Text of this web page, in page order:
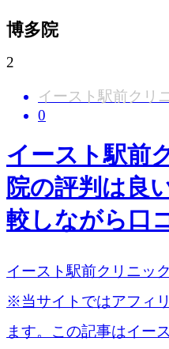
博多院
2
イースト駅前クリ
0
イースト駅前
院の評判は良
較しながら口
イースト駅前クリニッ
※当サイトではアフィ
ます。この記事はイー